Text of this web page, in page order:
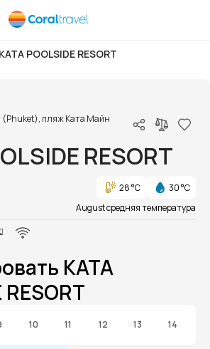
KATA POOLSIDE RESORT
(Phuket), пляж Ката Майн
RESORT
28 °C
30 °C
August средняя температура
KATA
RESORT
10 11 12 13 14